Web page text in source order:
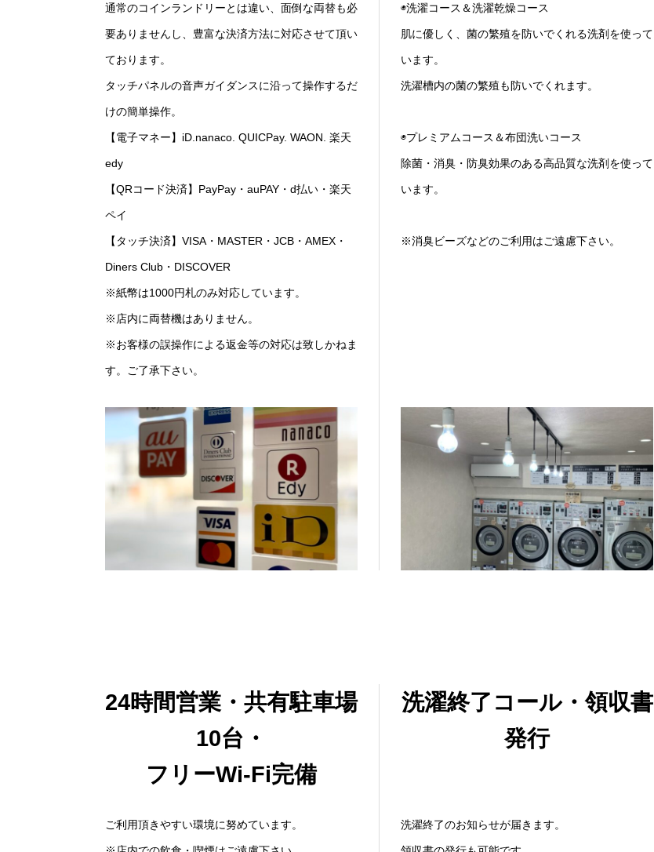
通常のコインランドリーとは違い、面倒な両替も必
要ありませんし、豊富な決済方法に対応させて頂い
ております。
タッチパネルの音声ガイダンスに沿って操作するだ
けの簡単操作。
【電子マネー】iD.nanaco. QUICPay. WAON. 楽天
edy
【QRコード決済】PayPay・auPAY・d払い・楽天
ペイ
【タッチ決済】VISA・MASTER・JCB・AMEX・
Diners Club・DISCOVER
※紙幣は1000円札のみ対応しています。
※店内に両替機はありません。
※お客様の誤操作による返金等の対応は致しかねま
す。ご了承下さい。
◉洗濯コース＆洗濯乾燥コース
肌に優しく、菌の繁殖を防いでくれる洗剤を使って
います。
洗濯槽内の菌の繁殖も防いでくれます。
◉プレミアムコース＆布団洗いコース
除菌・消臭・防臭効果のある高品質な洗剤を使って
います。
※消臭ビーズなどのご利用はご遠慮下さい。
24時間営業・共有駐車場
10台・
フリーWi-Fi完備
ご利用頂きやすい環境に努めています。
洗濯終了コール・領収書
発行
洗濯終了のお知らせが届きます。